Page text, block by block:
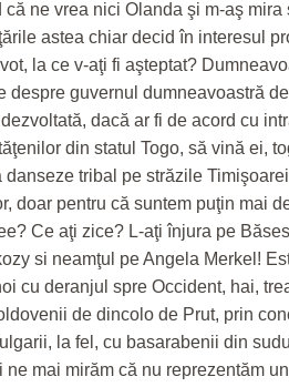
arhitectural din oraș - 4 August 2026
Timișoara are de luni șase noi cetățeni
onoare/FOTO - 3 August 2026
View all
şi Ecaterina
Sorin Şipoş nu
“Nu veți câștiga
2028, nici în
va mai fi primar-
În ultimii trei ani
Neacşu ia
cazul Dominic
ZIARISTU’ DE
CU OIŞTEA-N
FINANŢĂRI DE LA A
PE SURSE
CLIPURI
ne vrea nici Olanda şi m-aş mira
astea chiar decid în interesul
la ce v-aţi fi aşteptat?
despre guvernul dumneavoastră
dacă ar fi de acord cu
din statul Togo, să vină ei,
danseze tribal pe străzile
doar pentru că suntem puţin mai
Ce aţi zice? L-aţi înjura pe
si neamţul pe Angela Merkel!
cu deranjul spre Occident, hai,
de dincolo de Prut, prin
la fel, cu basarabenii din
mai mirăm că nu reprezentăm